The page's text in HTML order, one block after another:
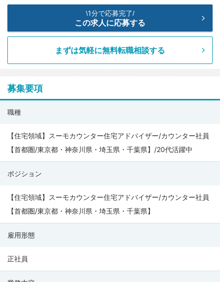
まずは気軽に無料転職相談する
\1分で応募完了/
この求人に応募する
募集要項
リ
タ
職種
【住宅領域】スーモカウンター住宅アドバイザー/カウンター社員
【首都圏/東京都・神奈川県・埼玉県・千葉県】/20代活躍中
ポジション
【住宅領域】スーモカウンター住宅アドバイザー/カウンター社員
【首都圏/東京都・神奈川県・埼玉県・千葉県】
雇用形態
正社員